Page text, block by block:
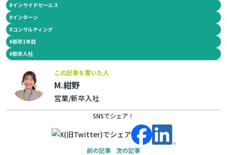
#インサイドセールス
#インターン
#コンサルティング
#新卒1年目
#新卒入社
この記事を書いた人
M.紺野
営業 新卒入社
SNSでシェア！
前の記事 次の記事